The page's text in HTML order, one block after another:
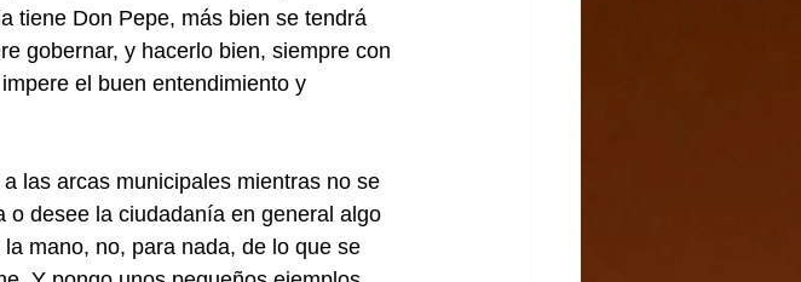
tiene Don Pepe, más bien se tendrá
gobernar, y hacerlo bien, siempre con
el buen entendimiento y
las arcas municipales mientras no se
desee la ciudadanía en general algo
mano, no, para nada, de lo que se